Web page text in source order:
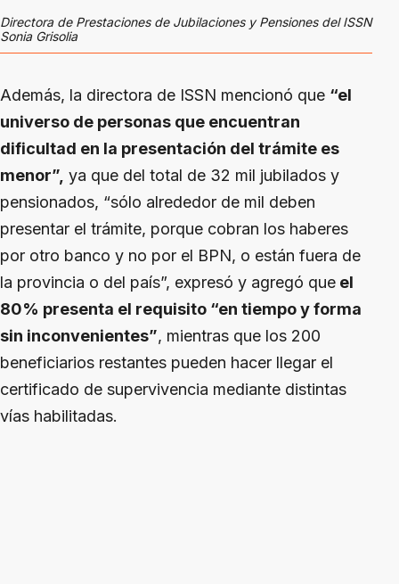
Directora de Prestaciones de Jubilaciones y Pensiones del ISSN
Sonia Grisolia
Además, la directora de ISSN mencionó que “el
universo de personas que encuentran
dificultad en la presentación del trámite es
menor”, ya que del total de 32 mil jubilados y
pensionados, “sólo alrededor de mil deben
presentar el trámite, porque cobran los haberes
por otro banco y no por el BPN, o están fuera de
la provincia o del país”, expresó y agregó que el
80% presenta el requisito “en tiempo y forma
sin inconvenientes”, mientras que los 200
beneficiarios restantes pueden hacer llegar el
certificado de supervivencia mediante distintas
vías habilitadas.